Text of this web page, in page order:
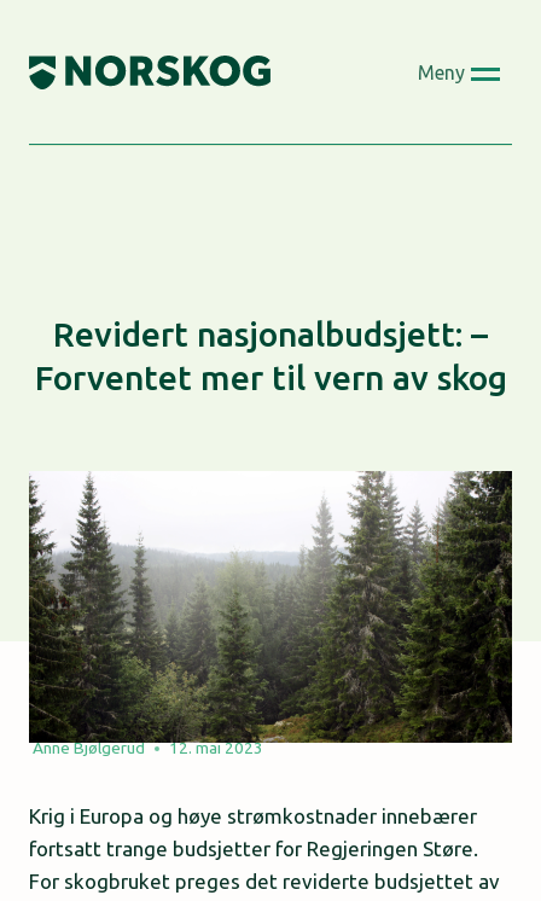
content
Meny
Revidert nasjonalbudsjett: –
Forventet mer til vern av skog
Anne Bjølgerud 12. mai 2023
Krig i Europa og høye strømkostnader innebærer
fortsatt trange budsjetter for Regjeringen Støre.
For skogbruket preges det reviderte budsjettet av